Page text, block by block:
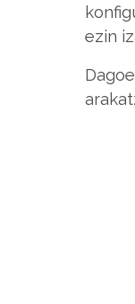
ezin